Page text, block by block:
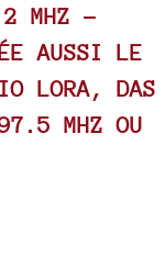
MHZ -
AUSSI LE
LORA, DAS
MHZ OU